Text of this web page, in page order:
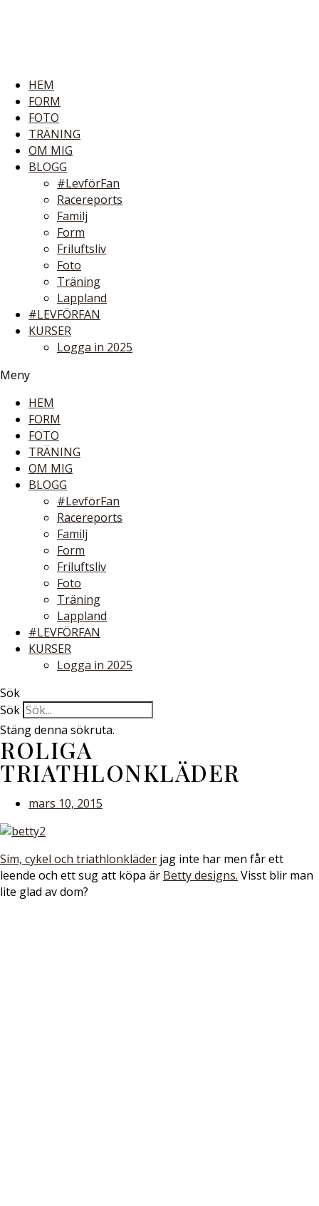
HEM
FORM
FOTO
TRÄNING
OM MIG
BLOGG
#LevförFan
Racereports
Familj
Form
Friluftsliv
Foto
Träning
Lappland
#LEVFÖRFAN
KURSER
Logga in 2025
Meny
HEM
FORM
FOTO
TRÄNING
OM MIG
BLOGG
#LevförFan
Racereports
Familj
Form
Friluftsliv
Foto
Träning
Lappland
#LEVFÖRFAN
KURSER
Logga in 2025
Sök
Sök
Stäng denna sökruta.
ROLIGA
TRIATHLONKLÄDER
mars 10, 2015
Sim, cykel och triathlonkläder jag inte har men får ett
leende och ett sug att köpa är Betty designs. Visst blir man
lite glad av dom?